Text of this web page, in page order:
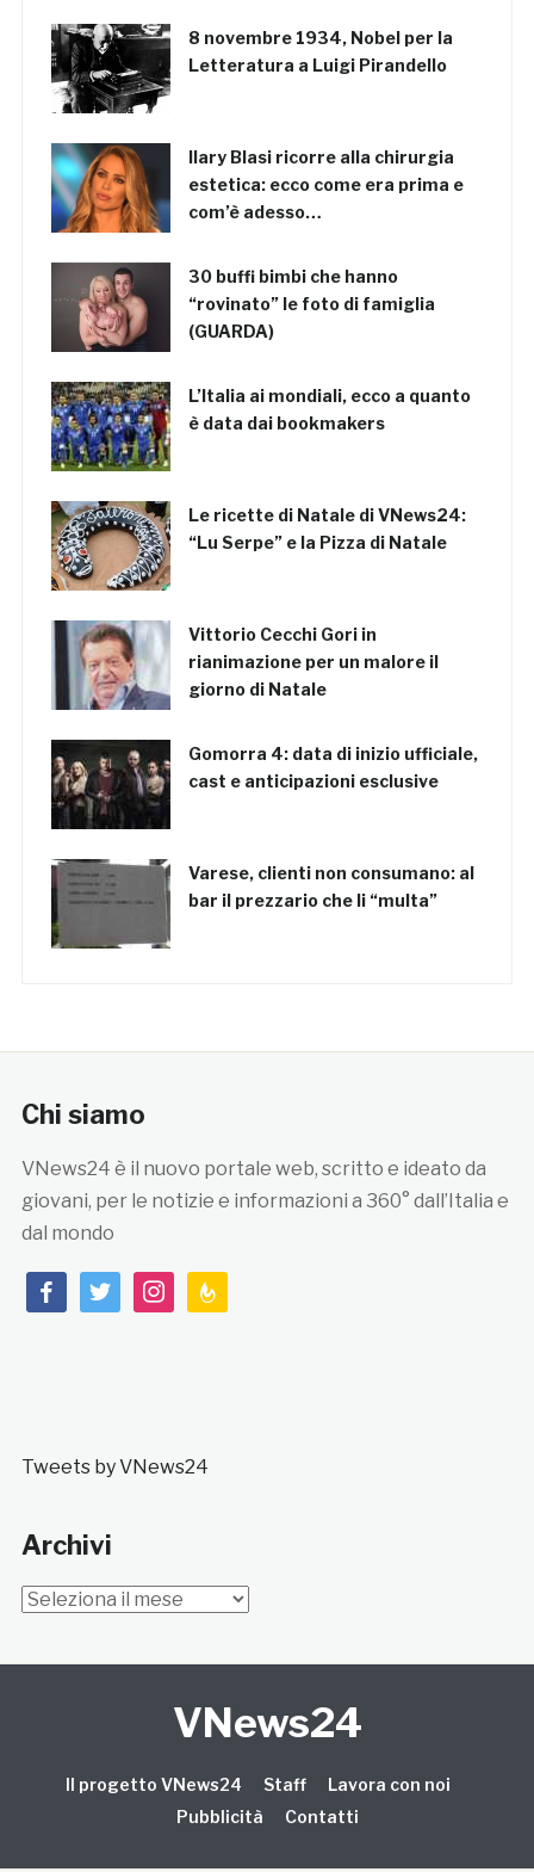
8 novembre 1934, Nobel per la
Letteratura a Luigi Pirandello
Ilary Blasi ricorre alla chirurgia
estetica: ecco come era prima e
com’è adesso…
30 buffi bimbi che hanno
“rovinato” le foto di famiglia
(GUARDA)
L’Italia ai mondiali, ecco a quanto
è data dai bookmakers
Le ricette di Natale di VNews24:
“Lu Serpe” e la Pizza di Natale
Vittorio Cecchi Gori in
rianimazione per un malore il
giorno di Natale
Gomorra 4: data di inizio ufficiale,
cast e anticipazioni esclusive
Varese, clienti non consumano: al
bar il prezzario che li “multa”
Chi siamo
VNews24 è il nuovo portale web, scritto e ideato da
giovani, per le notizie e informazioni a 360° dall’Italia e
dal mondo
facebooktwitterinstagramfeedburner
Tweets by VNews24
Archivi
Archivi
VNews24
Il progetto VNews24 Staff
Lavora con noi
Pubblicità
Contatti